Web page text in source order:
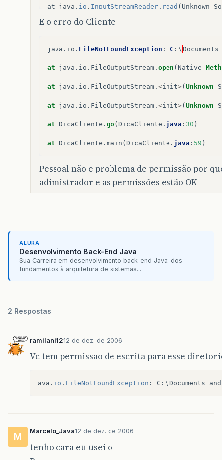
at java . io . InputStreamReader . read ( Unknown
at java.io.BufferedReader
at java io . BufferedReader readLine(
java io BufferedReader readLine Unknown
DicaServer . java 39
DicaServer . . java : )
E o erro do Cliente
java . io . FileNotFoundException : C : \ Documents
at java . io . FileOutputStream . open ( Native
at java . io . FileOutputStream . <init> ( Unknown
at java . io . FileOutputStream . <init> ( Unknown
at DicaCliente . go( DicaCliente . java : 30 )
at DicaCliente . main ( DicaCliente . java : 59 )
Pessoal não e problema de permissão por
adimistrador e as permissões estão OK
ALURA
Desenvolvimento Back-End Java
Sua Carreira em desenvolvimento back-end Java: dos
fundamentos à arquitetura de sistemas...
2 Respostas
ramilani1212 de dez. de 2006
Vc tem permissao de escrita para esse
ava . io . FileNotFoundException : C : \ Documents and
M
Marcelo_Java12 de dez. de 2006
tenho cara eu usei o